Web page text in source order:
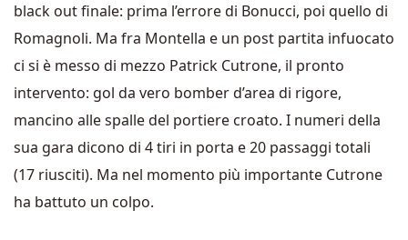
black out finale: prima l’errore di Bonucci, poi quello di
Romagnoli. Ma fra Montella e un post partita infuocato
ci si è messo di mezzo Patrick Cutrone, il pronto
intervento: gol da vero bomber d’area di rigore,
mancino alle spalle del portiere croato. I numeri della
sua gara dicono di 4 tiri in porta e 20 passaggi totali
(17 riusciti). Ma nel momento più importante Cutrone
ha battuto un colpo.